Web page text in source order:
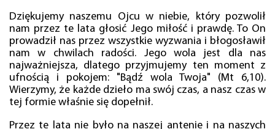
Dziękujemy naszemu Ojcu w niebie, który pozwolił
nam przez te lata głosić Jego miłość i prawdę. To On
prowadził nas przez wszystkie wyzwania i błogosławił
nam w chwilach radości. Jego wola jest dla nas
najważniejsza, dlatego przyjmujemy ten moment z
ufnością i pokojem: "Bądź wola Twoja" (Mt 6,10).
Wierzymy, że każde dzieło ma swój czas, a nasz czas w
tej formie właśnie się dopełnił.
Przez te lata nie było na naszej antenie i na naszych